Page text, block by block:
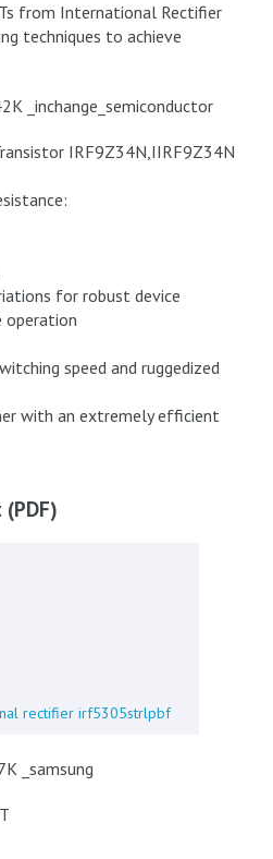
from International Rectifier
techniques to achieve
_inchange_semiconductor
IRF9Z34N,IIRF9Z34N
for robust device
operation
speed and ruggedized
with an extremely efficient
rectifier irf5305strlpbf
_samsung